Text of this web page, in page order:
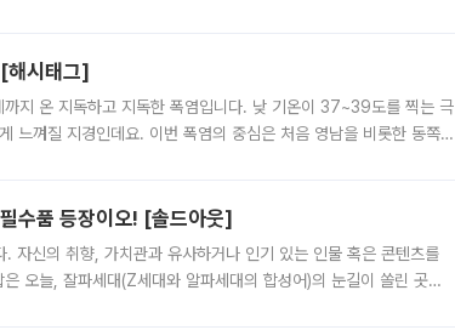
해시태그]
까지 온 지독하고 지독한 폭염입니다. 낮 기온이 37~39도를 찍는 극
느껴질 지경인데요. 이번 폭염의 중심은 처음 영남을 비롯한 동쪽
수품 등장이오! [솔드아웃]
. 자신의 취향, 가치관과 유사하거나 인기 있는 인물 혹은 콘텐츠를
오늘, 잘파세대(Z세대와 알파세대의 합성어)의 눈길이 쏠린 곳은